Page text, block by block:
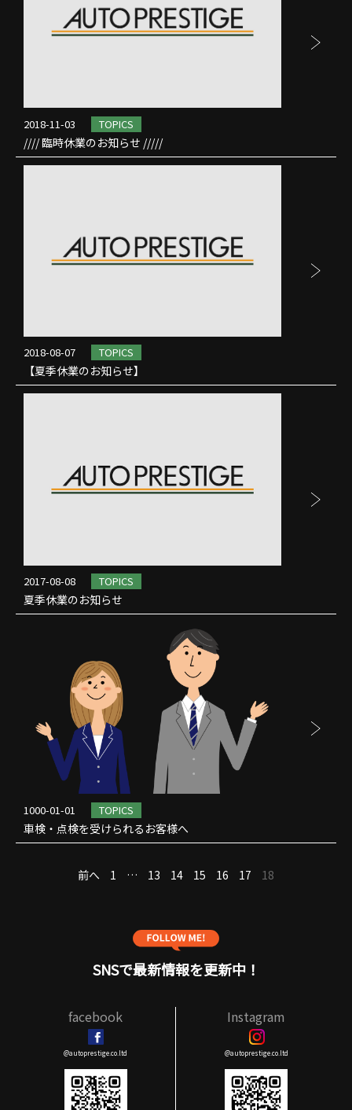
2018-11-03 TOPICS
//// 臨時休業のお知らせ /////
2018-08-07 TOPICS
【夏季休業のお知らせ】
2017-08-08 TOPICS
夏季休業のお知らせ
1000-01-01 TOPICS
車検・点検を受けられるお客様へ
前へ 1 … 13 14 15 16 17 18
SNSで最新情報を更新中！
facebook
@autoprestige.co.ltd
Instagram
@autoprestige.co.ltd